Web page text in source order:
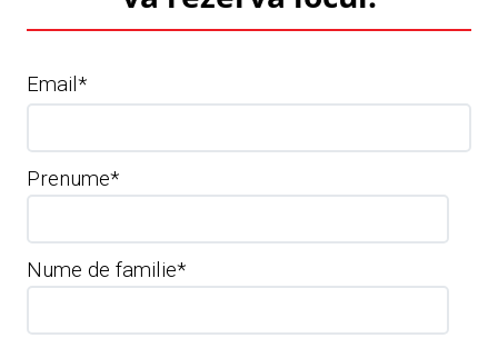
Email *
Prеnume*
Nume de familie*